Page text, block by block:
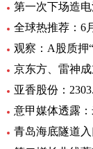
第一次下场造
京东方、雷神